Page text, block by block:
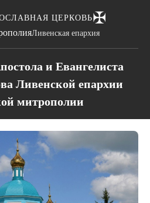
ЦЕРКОВЬ✠
Ливенская епархия
и Евангелиста
Ливенской епархии
митрополии